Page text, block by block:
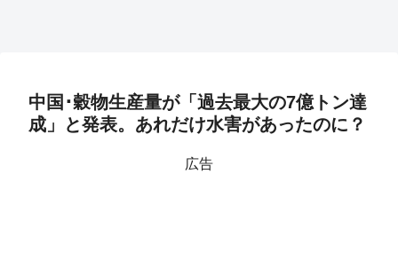
中国･穀物生産量が「過去最大の7億トン達
成」と発表。あれだけ水害があったのに？
広告